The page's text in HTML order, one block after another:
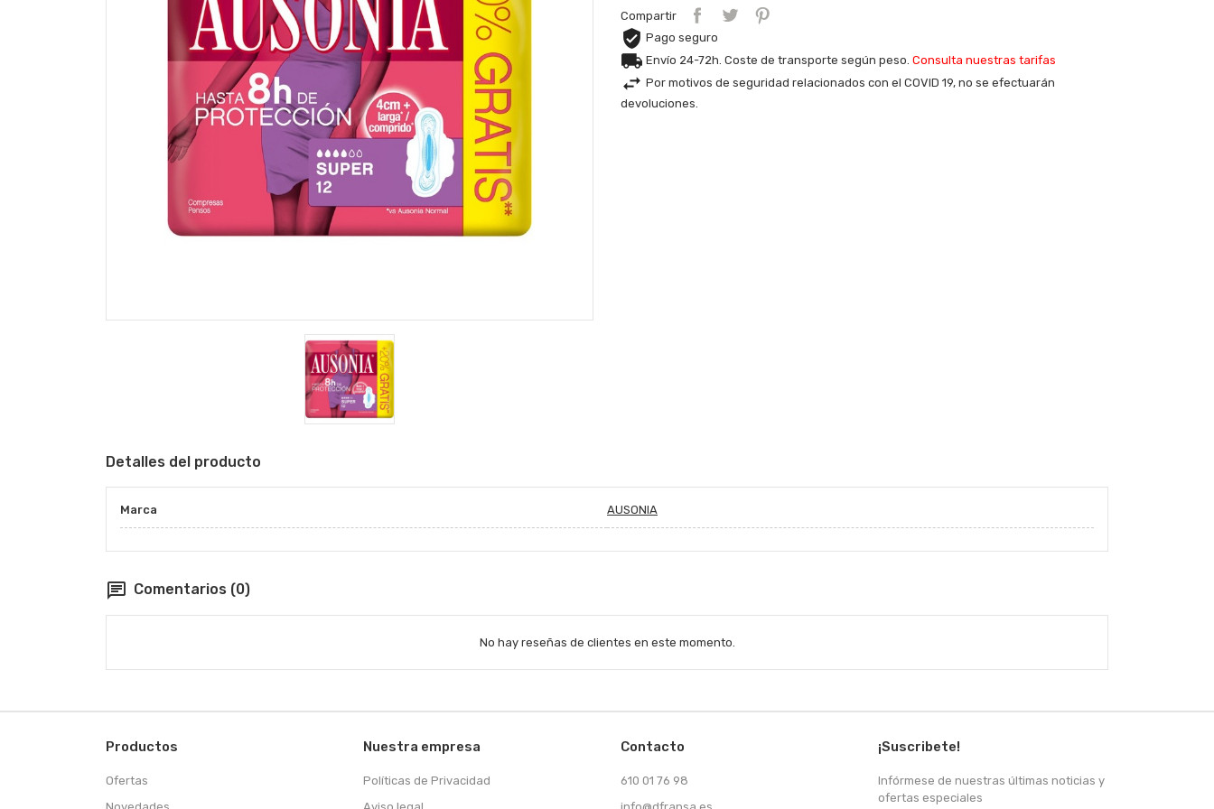
Compartir
Pago seguro
Envío 24-72h. Coste de transporte según peso. Consulta nuestras tarifas
Por motivos de seguridad relacionados con el COVID 19, no se efectuarán
devoluciones.
Detalles del producto
Marca AUSONIA
chat Comentarios (0)
No hay reseñas de clientes en este momento.
Productos
Ofertas
Nuestra empresa
Políticas de Privacidad
Contacto
610 01 76 98
¡Suscribete!
Infórmese de nuestras últimas noticias y
ofertas especiales